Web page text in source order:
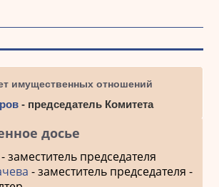
имущественных отношений
- председатель Комитета
досье
заместитель председателя
- заместитель председателя -